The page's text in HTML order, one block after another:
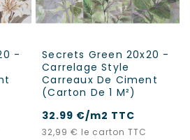
-
Secrets Green 20x20 -
Carrelage Style
Carreaux De Ciment
(carton De 1 M²)
32.99 €/m2 TTC
32,99 € le carton TTC